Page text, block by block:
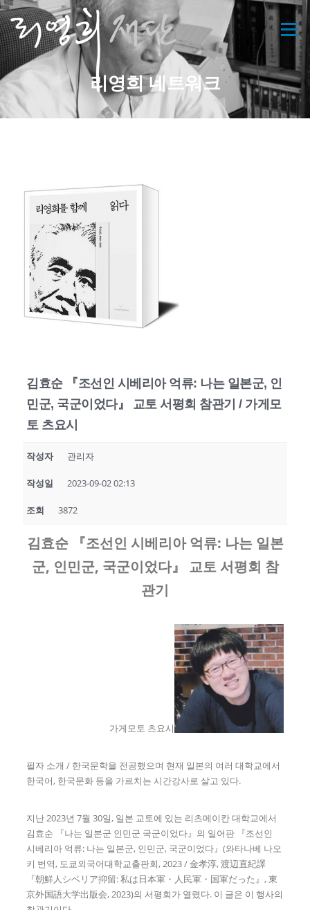
콘
텐
츠
로
바
로
기
메뉴
리영희 네트워크
김효순 『조선인 시베리아 억류: 나는 일본군, 인
민군, 국군이었다』 교토 서평회 참관기 / 가게모
토 츠요시
작성자 관리자
작성일 2023-09-02 02:13
조회 3872
김효순 『조선인 시베리아 억류: 나는 일본
군, 인민군, 국군이었다』
교토 서평회 참
관기
가게모토 츠요시
필자 소개 / 한국문학을 전공했으며 현재 일본의 여러 대학교에서
한국어, 한국문화 등을 가르치는 시간강사로 살고 있다.
지난 2023년 7월 30일, 일본 교토에 있는 리츠메이칸 대학교에서
김효순 『나는 일본군 인민군 국군이었다』의 일어판 『조선인
시베리아 억류: 나는 일본군, 인민군, 국군이었다』(와타나베 나오
키 번역, 도쿄외국어대학교출판회, 2023 / 金孝淳, 渡辺直紀譯
『朝鮮人シベリア抑留: 私は日本軍・人民軍・国軍だった』, 東
京外国語大学出版会, 2023)의 서평회가 열렸다. 이 글은 이 행사의